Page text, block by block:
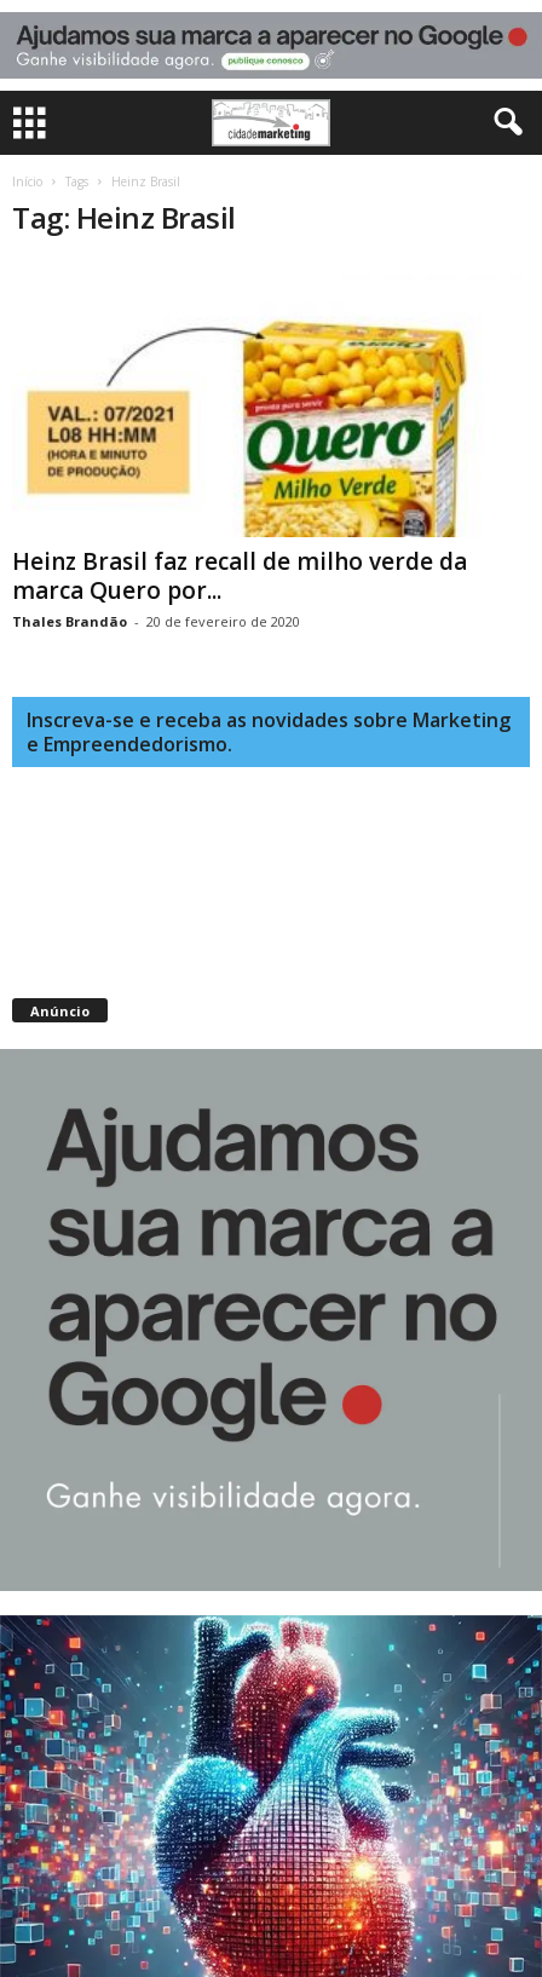
Início Tags Heinz Brasil
Tag: Heinz Brasil
Heinz Brasil faz recall de milho verde da
marca Quero por...
Thales Brandão - 20 de fevereiro de 2020
Inscreva-se e receba as novidades sobre Marketing
e Empreendedorismo.
Anúncio